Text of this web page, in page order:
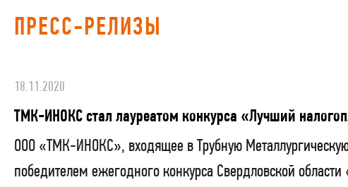
ПРЕСС-РЕЛИЗЫ
18.11.2020
ТМК-ИНОКС стал лауреатом конкурса «Лучший
ООО «ТМК-ИНОКС», входящее в Трубную
победителем ежегодного конкурса Свердловской